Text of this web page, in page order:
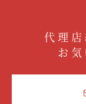
代理
お